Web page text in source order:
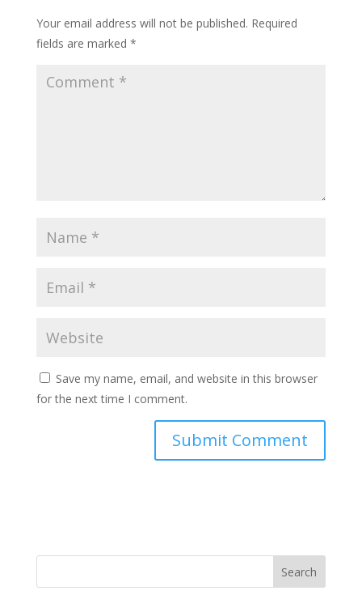
Your email address will not be published. Required
fields are marked *
Save my name, email, and website in this browser
for the next time I comment.